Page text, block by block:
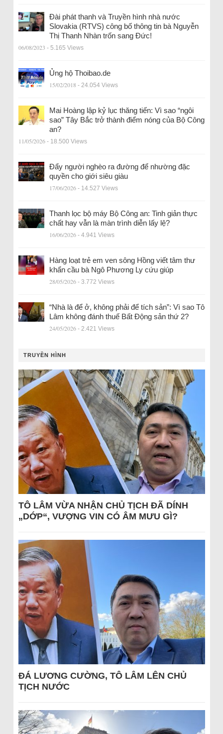
Đài phát thanh và Truyền hình nhà nước
Slovakia (RTVS) công bố thông tin bà Nguyễn
Thị Thanh Nhàn trốn sang Đức!
06/08/2023 - 5.165 Views
Ủng hộ Thoibao.de
15/02/2018 - 24.054 Views
Mai Hoàng lập kỷ lục thăng tiến: Vì sao “ngôi
sao” Tây Bắc trở thành điểm nóng của Bộ Công
an?
11/05/2026 - 18.500 Views
Đẩy người nghèo ra đường để nhường đặc
quyền cho giới siêu giàu
17/06/2026 - 14.527 Views
Thanh lọc bộ máy Bộ Công an: Tinh giản thực
chất hay vẫn là màn trình diễn lấy lệ?
16/06/2026 - 4.941 Views
Hàng loạt trẻ em ven sông Hồng viết tâm thư
khẩn cầu bà Ngô Phương Ly cứu giúp
28/05/2026 - 3.772 Views
“Nhà là để ở, không phải để tích sản”: Vì sao Tô
Lâm không đánh thuế Bất Động sản thứ 2?
24/05/2026 - 2.421 Views
TRUYỀN HÌNH
TÔ LÂM VỪA NHẬN CHỦ TỊCH ĐÃ DÍNH
„DỚP“, VƯỢNG VIN CÓ ÂM MƯU GÌ?
ĐÁ LƯƠNG CƯỜNG, TÔ LÂM LÊN CHỦ
TỊCH NƯỚC